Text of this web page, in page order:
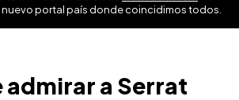
nuevo portal país donde coincidimos todos.
admirar a Serrat